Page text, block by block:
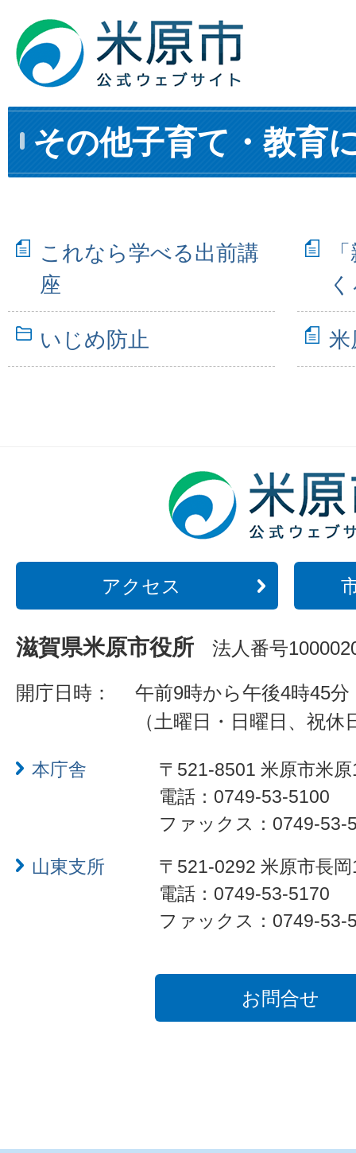
その他子育て・教育
これなら学べる出前講
座
いじめ防止 米
アクセス
滋賀県米原市役所 法人番号
開庁日時：
午前9時から午後4時45分
（土曜日・日曜日、祝
本庁舎
〒521-8501 米原市米
電話：0749-53-5100
ファックス：0749-53-
山東支所
〒521-0292 米原市長
電話：0749-53-5170
ファックス：0749-53-
お問合せ